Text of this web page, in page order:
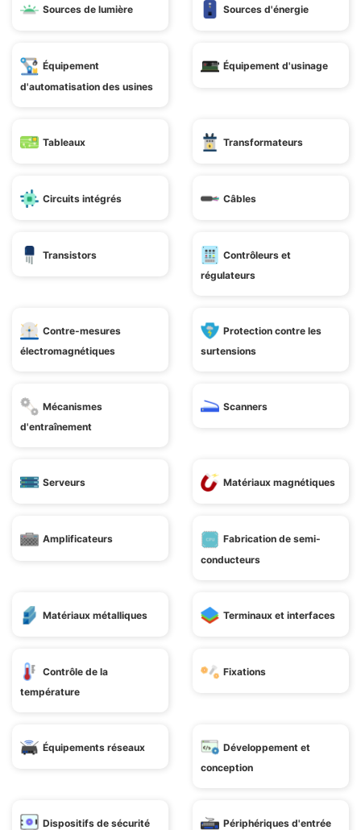
Sources de lumière Sources d'énergie
Équipement
d'automatisation des usines
Équipement d'usinage
Tableaux Transformateurs
Circuits intégrés Câbles
Transistors
Contrôleurs et
régulateurs
Contre-mesures
électromagnétiques
Protection contre les
surtensions
Mécanismes
d'entraînement
Scanners
Serveurs Matériaux magnétiques
Amplificateurs
Fabrication de semi-
conducteurs
Matériaux métalliques Terminaux et interfaces
Contrôle de la
température
Fixations
Équipements réseaux
Développement et
conception
Dispositifs de sécurité Périphériques d'entrée